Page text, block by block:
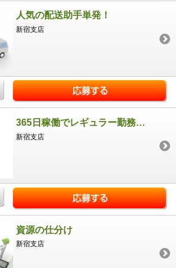
人気の配送助手単発！
新宿支店
365日稼働でレギュラー勤務もできます！
新宿支店
資源の仕分け
新宿支店